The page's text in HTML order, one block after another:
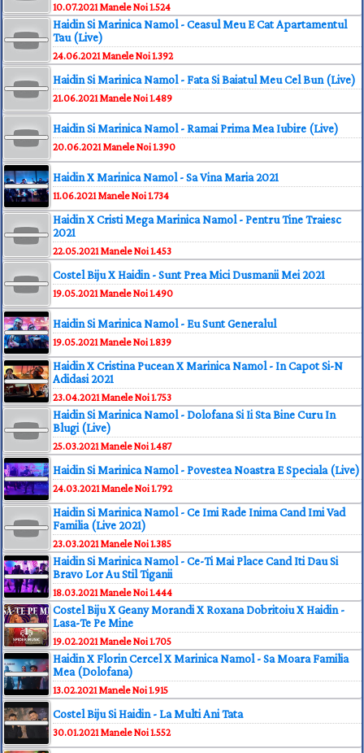
10.07.2021Manele Noi1.524
Haidin Si Marinica Namol - Ceasul Meu E Cat Apartamentul
Tau (Live)
24.06.2021Manele Noi1.392
Haidin Si Marinica Namol - Fata Si Baiatul Meu Cel Bun (Live)
21.06.2021Manele Noi1.489
Haidin Si Marinica Namol - Ramai Prima Mea Iubire (Live)
20.06.2021Manele Noi1.390
Haidin X Marinica Namol - Sa Vina Maria 2021
11.06.2021Manele Noi1.734
Haidin X Cristi Mega Marinica Namol - Pentru Tine Traiesc
2021
22.05.2021Manele Noi1.453
Costel Biju X Haidin - Sunt Prea Mici Dusmanii Mei 2021
19.05.2021Manele Noi1.490
Haidin Si Marinica Namol - Eu Sunt Generalul
19.05.2021Manele Noi1.839
Haidin X Cristina Pucean X Marinica Namol - In Capot Si-N
Adidasi 2021
23.04.2021Manele Noi1.753
Haidin Si Marinica Namol - Dolofana Si Ii Sta Bine Curu In
Blugi (Live)
25.03.2021Manele Noi1.487
Haidin Si Marinica Namol - Povestea Noastra E Speciala (Live)
24.03.2021Manele Noi1.792
Haidin Si Marinica Namol - Ce Imi Rade Inima Cand Imi Vad
Familia (Live 2021)
23.03.2021Manele Noi1.385
Haidin Si Marinica Namol - Ce-Ti Mai Place Cand Iti Dau Si
Bravo Lor Au Stil Tiganii
18.03.2021Manele Noi1.444
Costel Biju X Geany Morandi X Roxana Dobritoiu X Haidin -
Lasa-Te Pe Mine
19.02.2021Manele Noi1.705
Haidin X Florin Cercel X Marinica Namol - Sa Moara Familia
Mea (Dolofana)
13.02.2021Manele Noi1.915
Costel Biju Si Haidin - La Multi Ani Tata
30.01.2021Manele Noi1.552